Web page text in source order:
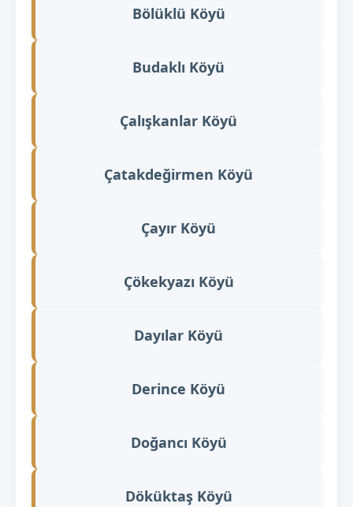
Bölüklü Köyü
Budaklı Köyü
Çalışkanlar Köyü
Çatakdeğirmen Köyü
Çayır Köyü
Çökekyazı Köyü
Dayılar Köyü
Derince Köyü
Doğancı Köyü
Döküktaş Köyü